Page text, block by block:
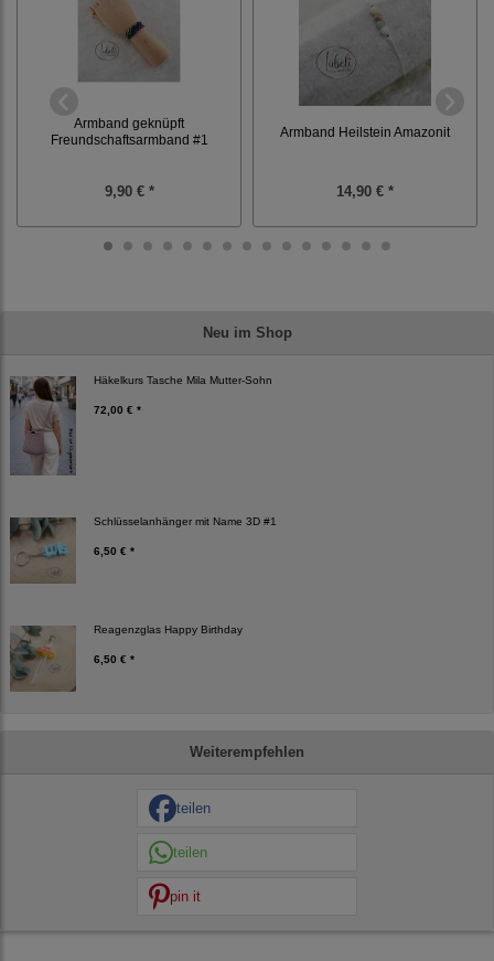
Neu im Shop
Häkelkurs Tasche Mila Mutter-Sohn
72,00 € *
Schlüsselanhänger mit Name 3D #1
6,50 € *
Reagenzglas Happy Birthday
6,50 € *
Weiterempfehlen
teilen
teilen
pin it
Armband geknüpft
Freundschaftsarmband #1
9,90 € *
Armband Heilstein Amazonit
14,90 € *